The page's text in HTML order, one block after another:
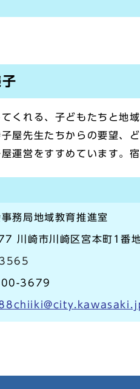
くれる、子どもたちと地
屋先生たちからの要望、
運営をすすめています。
務局地域教育推進室
川崎市川崎区宮本町1番
3679